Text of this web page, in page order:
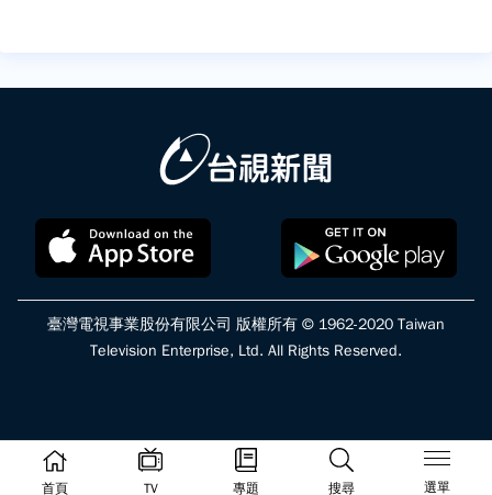
首頁 TV 專題 搜尋 選單
臺灣電視事業股份有限公司 版權所有 © 1962-2020 Taiwan
Television Enterprise, Ltd. All Rights Reserved.